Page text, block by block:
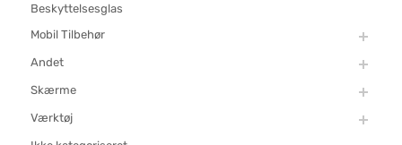
Beskyttelsesglas
Mobil Tilbehør
Andet
Skærme
Værktøj